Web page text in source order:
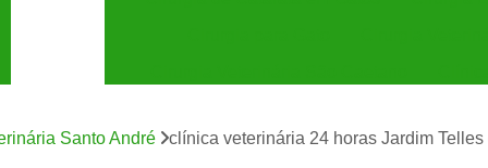
Clínica Veterinária Especializada em Cães
Santo André clínica veterinária 24 horas Jardim